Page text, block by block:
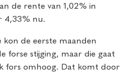
de rente van 1,02% in
4,33% nu.
kon de eerste maanden
forse stijging, maar die gaat
fors omhoog. Dat komt door